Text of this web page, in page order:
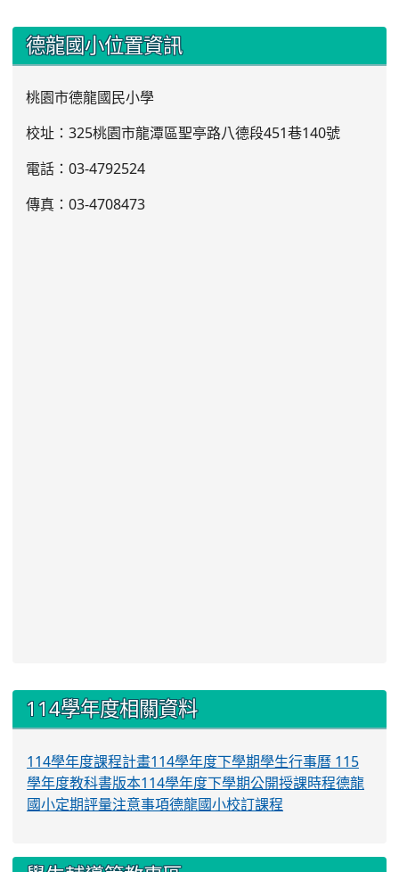
::: 德龍國小位置資訊
桃園市德龍國民小學
校址：325桃園市龍潭區聖亭路八德段451巷140號
電話：03-4792524
傳真：03-4708473
::: 114學年度相關資料
114學年度課程計畫114學年度下學期學生行事曆 115
學年度教科書版本114學年度下學期公開授課時程德龍
國小定期評量注意事項德龍國小校訂課程